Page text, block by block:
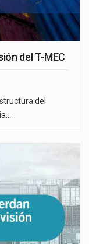
del T-MEC
del